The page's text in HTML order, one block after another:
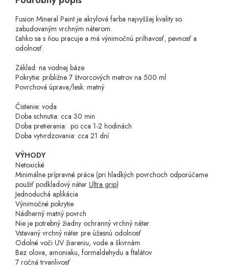
Fusion Mineral Paint je akrylová farba najvyššej kvality so
zabudovaným vrchným náterom.
Ľahko sa s ňou pracuje a má výnimočnú priľnavosť, pevnosť a
odolnosť.
Základ: na vodnej báze
Pokrytie: približne 7 štvorcových metrov na 500 ml
Povrchová úprava/lesk: matný
Čistenie: voda
Doba schnutia: cca 30 min
Doba pretierania: po cca 1-2 hodinách
Doba vytvrdzovania: cca 21 dní
VÝHODY
Netoxické
Minimálne prípravné práce (pri hladkých povrchoch odporúčame
použiť podkladový náter Ultra grip)
Jednoduchá aplikácia
Výnimočné pokrytie
Nádherný matný povrch
Nie je potrebný žiadny ochranný vrchný náter
Vstavaný vrchný náter pre úžasnú odolnosť
Odolné voči UV žiareniu, vode a škvrnám
Bez olova, amoniaku, formaldehydu a ftalátov
7 ročná trvanlivosť